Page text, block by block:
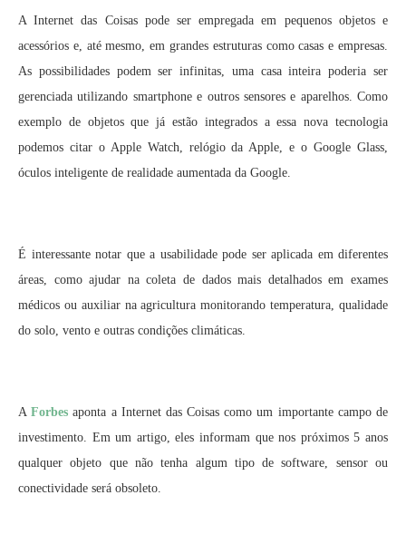
A Internet das Coisas pode ser empregada em pequenos objetos e
acessórios e, até mesmo, em grandes estruturas como casas e empresas.
As possibilidades podem ser infinitas, uma casa inteira poderia ser
gerenciada utilizando smartphone e outros sensores e aparelhos. Como
exemplo de objetos que já estão integrados a essa nova tecnologia
podemos citar o Apple Watch, relógio da Apple, e o Google Glass,
óculos inteligente de realidade aumentada da Google.
É interessante notar que a usabilidade pode ser aplicada em diferentes
áreas, como ajudar na coleta de dados mais detalhados em exames
médicos ou auxiliar na agricultura monitorando temperatura, qualidade
do solo, vento e outras condições climáticas.
AForbes aponta a Internet das Coisas como um importante campo de
investimento. Em um artigo, eles informam que nos próximos 5 anos
qualquer objeto que não tenha algum tipo de software, sensor ou
conectividade será obsoleto.